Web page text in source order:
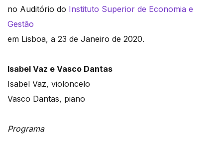
no Auditório do Instituto Superior de Economia e
Gestão
em Lisboa, a 23 de Janeiro de 2020.
Isabel Vaz e Vasco Dantas
Isabel Vaz, violoncelo
Vasco Dantas, piano
Programa